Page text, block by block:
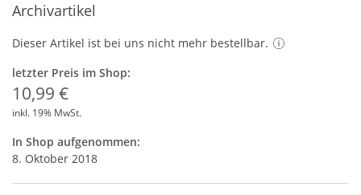
Archivartikel
Dieser Artikel ist bei uns nicht mehr bestellbar.
letzter Preis im Shop:
10,99 €
inkl. 19% MwSt.
In Shop aufgenommen:
8. Oktober 2018